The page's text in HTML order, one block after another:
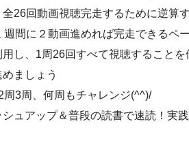
26回動画視聴完走するために逆算す
週間に２動画進めれば完走できるペー
し、1周26回すべて視聴することを
ましょう
周3周、何周もチャレンジ(^^)/
シュアップ＆普段の読書で速読！実